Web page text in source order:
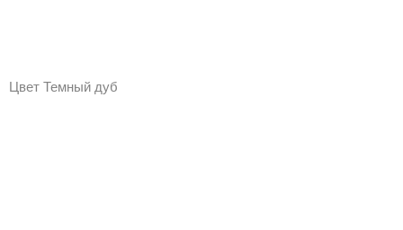
Цвет Темный дуб